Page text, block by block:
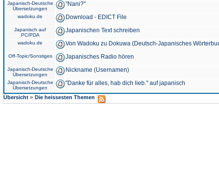
Japanisch-Deutsche
Übersetzungen
"Nani?"
wadoku.de Download - EDICT File
Japanisch auf
PC/PDA
Japanischen Text schreiben
wadoku.de Von Wadoku zu Dokuwa (Deutsch-Japanisches
Off-Topic/Sonstiges Japanisches Radio hören
Japanisch-Deutsche
Übersetzungen
Nickname (Usernamen)
Japanisch-Deutsche
Übersetzungen
"Danke für alles, hab dich lieb." auf japanisch
Übersicht » Die heissesten Themen